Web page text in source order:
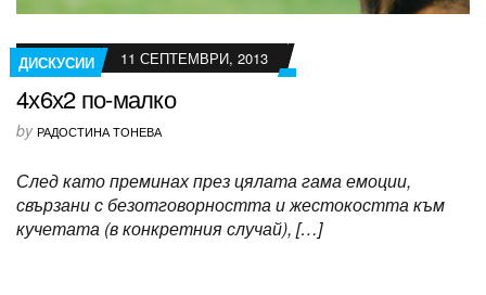
ДИСКУСИИ 11 СЕПТЕМВРИ, 2013
4х6х2 по-малко
by РАДОСТИНА ТОНЕВА
След като преминах през цялата гама емоции,
свързани с безотговорността и жестокостта към
кучетата (в конкретния случай), […]